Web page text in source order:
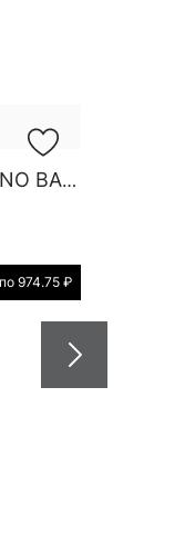
Кроссовки Strobbs MONO BASE W 7552-5
974.75 ₽